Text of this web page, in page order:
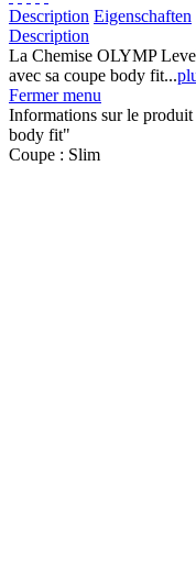
Description Eigenschaften
Description
La Chemise OLYMP
avec sa coupe body fit...
Fermer menu
Informations sur le
body fit"
Coupe : Slim